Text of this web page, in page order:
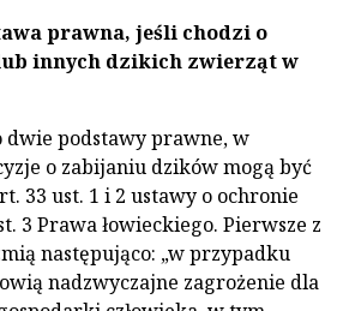
prawna, jeśli chodzi o
innych dzikich zwierząt w
dwie podstawy prawne, w
o zabijaniu dzików mogą być
33 ust. 1 i 2 ustawy o ochronie
3 Prawa łowieckiego. Pierwsze z
następująco: „w przypadku
nadzwyczajne zagrożenie dla